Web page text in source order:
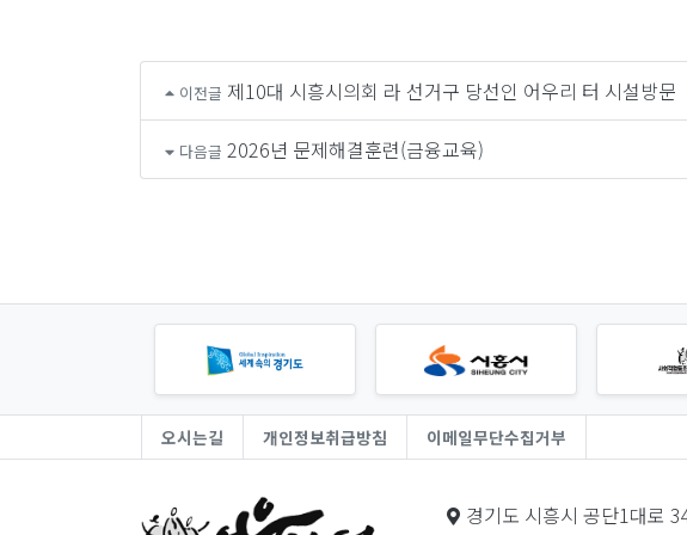
이전글 제10대 시흥시의회 라 선거구 당선인 어우리 터 시설방문
다음글 2026년 문제해결훈련(금융교육)
오시는길 개인정보취급방침 이메일무단수집거부
경기도 시흥시 공단1대로